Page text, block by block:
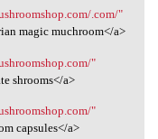
.com/"
magic muchroom</a>
"
shrooms</a>
"
capsules</a>